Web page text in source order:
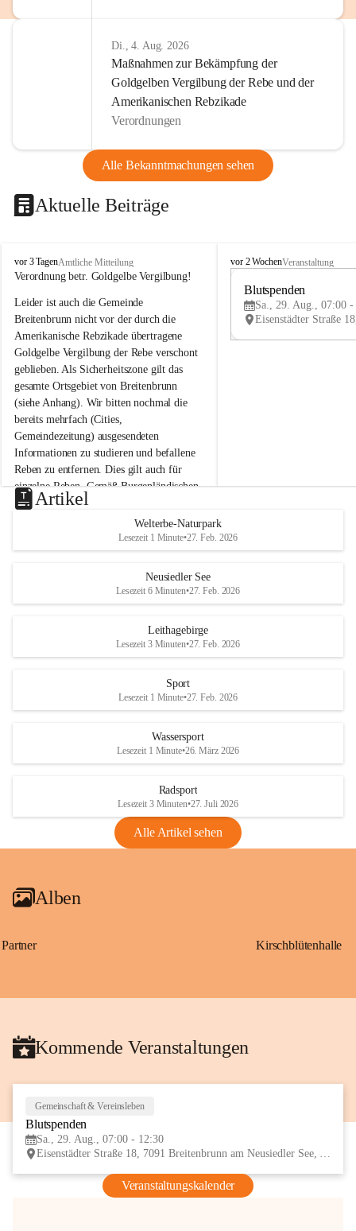
Di., 4. Aug. 2026
Maßnahmen zur Bekämpfung der
Goldgelben Vergilbung der Rebe und der
Amerikanischen Rebzikade
Verordnungen
Alle Bekanntmachungen sehen
Aktuelle Beiträge
B
r
i
t
e
n
b
r
u
n
n
a
m
N
e
u
s
d
S
vor 3 TagenAmtliche Mitteilung
Verordnung betr. Goldgelbe Vergilbung!
Leider ist auch die Gemeinde
Breitenbrunn nicht vor der durch die
Amerikanische Rebzikade übertragene
Goldgelbe Vergilbung der Rebe verschont
geblieben. Als Sicherheitszone gilt das
gesamte Ortsgebiet von Breitenbrunn
(siehe Anhang). Wir bitten nochmal die
bereits mehrfach (Cities,
Gemeindezeitung) ausgesendeten
Informationen zu studieren und befallene
Reben zu entfernen. Dies gilt auch für
einzelne Reben. Gemäß Burgenländischen
Weinbaugesetz sind nicht gepflegte oder
unzulässige Weingärten zu roden! Bitte
helfen wir zusammen um unsere Winzer
vor den prognostizierten Ernteausfällen
und den daraus folgenden wirtschaftlichen
Maßnahmen zur Bekämpfung
Rebe und der Amerikanischen
Anhang VBl. EU Nr. 18
1 Seite•1,4 MB
VBl. EU Nr. 18_2026
B
e
u
e
d
r
S
vor 2 WochenVeranstaltung
Blutspenden
Sa., 29. Aug., 07:00 -
Artikel
Welterbe-Naturpark
Lesezeit 1 Minute•27. Feb. 2026
Neusiedler See
Lesezeit 6 Minuten•27. Feb. 2026
Leithagebirge
Lesezeit 3 Minuten•27. Feb. 2026
Sport
Lesezeit 1 Minute•27. Feb. 2026
Wassersport
Lesezeit 1 Minute•26. März 2026
Radsport
Lesezeit 3 Minuten•27. Juli 2026
Alle Artikel sehen
Alben
Partner Kirschblütenhalle
Kommende Veranstaltungen
Gemeinschaft & Vereinsleben
Blutspenden
Sa., 29. Aug., 07:00 - 12:30
Eisenstädter Straße 18, 7091 Breitenbrunn am Neusiedler See, AUT
Veranstaltungskalender